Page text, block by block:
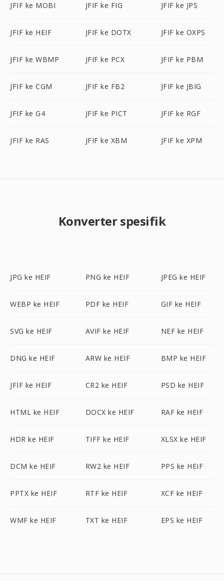
JFIF ke MOBI JFIF ke FIG JFIF ke JPS
JFIF ke HEIF JFIF ke DOTX JFIF ke OXPS
JFIF ke WBMP JFIF ke PCX JFIF ke PBM
JFIF ke CGM JFIF ke FB2 JFIF ke JBIG
JFIF ke G4 JFIF ke PICT JFIF ke RGF
JFIF ke RAS JFIF ke XBM JFIF ke XPM
Konverter spesifik
JPG ke HEIF PNG ke HEIF JPEG ke HEIF
WEBP ke HEIF PDF ke HEIF GIF ke HEIF
SVG ke HEIF AVIF ke HEIF NEF ke HEIF
DNG ke HEIF ARW ke HEIF BMP ke HEIF
JFIF ke HEIF CR2 ke HEIF PSD ke HEIF
HTML ke HEIF DOCX ke HEIF RAF ke HEIF
HDR ke HEIF TIFF ke HEIF XLSX ke HEIF
DCM ke HEIF RW2 ke HEIF PPS ke HEIF
PPTX ke HEIF RTF ke HEIF XCF ke HEIF
WMF ke HEIF TXT ke HEIF EPS ke HEIF